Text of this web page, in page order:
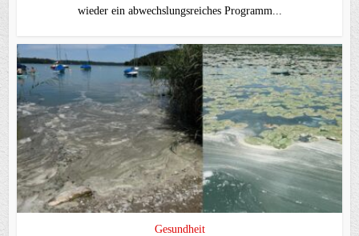
wieder ein abwechslungsreiches Programm...
Gesundheit